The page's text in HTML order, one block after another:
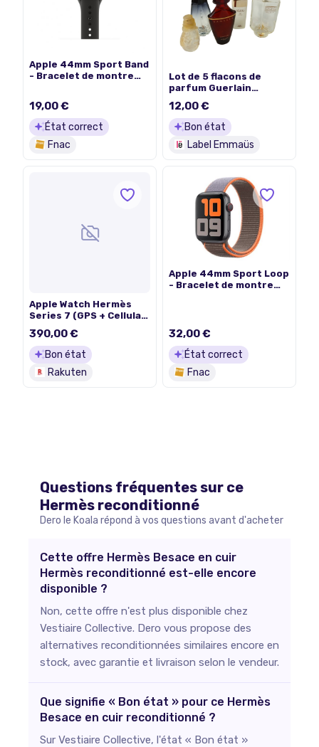
Apple 44mm Sport Band
- Bracelet de montre
& M/L - noir - pour
Watch Hermès Series 9,
SE 3, Series 10, Series
11, Series 8, Series 9,
19,00 €
État correct
Fnac
Lot de 5 flacons de
parfum Guerlain
Molyneux
12,00 €
Bon état
Label Emmaüs
Apple Watch Hermès
Series 7 (GPS + Cellular)
En Acier Noir Inoxydable
avec Bracelet Cuir
Rapide Noir Taille 160-
195 mm - 32
390,00 €
Bon état
Rakuten
Apple 44mm Sport Loop
- Bracelet de montre
pour Watch Hermès
Series 11, Series 8,
Series 9, Ultra 2, Ultra 3
32,00 €
État correct
Fnac
Questions fréquentes sur ce
Hermès reconditionné
Dero le Koala répond à vos questions avant d'acheter
Cette offre Hermès Besace en cuir
Hermès reconditionné est-elle encore
disponible ?
Non, cette offre n'est plus disponible chez
Vestiaire Collective. Dero vous propose des
alternatives reconditionnées similaires encore en
stock, avec garantie et livraison selon le vendeur.
Que signifie « Bon état » pour ce Hermès
Besace en cuir reconditionné ?
Sur Vestiaire Collective, l'état « Bon état »